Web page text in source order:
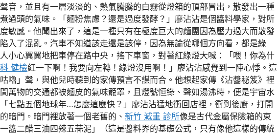
音，並且有一層淡淡的、熱氣騰騰的白霧從燈箱的頂部冒出，散發出一種
頭的氣味。「麵粉焦慮？還是過度發酵？」廖沾沾是個醬料學家，對所
敏感。他聞出來了，這是一種只有在極度巨大的麵團因為壓力過大而散發
入了混亂。汽車不知道該走還是該停，因為無論從哪個方向看，都是綠
小心翼翼地把車停在路中央，搖下車窗，對著紅綠燈大喊：「喂！你為什
健檢紅一下啊！我要向左轉！綠燈沒用啊！」廖沾沾感覺到一陣心悸。這
嚕」聲，與他兒時聽到的家傳預言不謀而合。他想起家傳《沾醬秘笈》裡
萬物的交通都被麵皮的氣味籠罩，且燈號恒綠、聲如湯沸時，便是宇宙水
七點五個地球年…怎麼這麼快？」廖沾沾猛地衝回店裡，衝到後廚，打開
暗門。暗門裡放著一個老舊的、 新竹 減重 診所像是古代金屬保險箱的東
醬二醋三油四辣五蒜泥」（這是醬料界的基礎公式，只有像他這樣的傳統